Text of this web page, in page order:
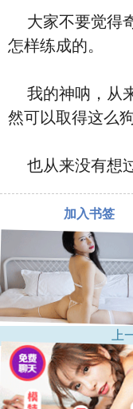
大家不要觉得
怎样练成的。
我的神呐，从
然可以取得这么狗
也从来没有想
加入书签
上